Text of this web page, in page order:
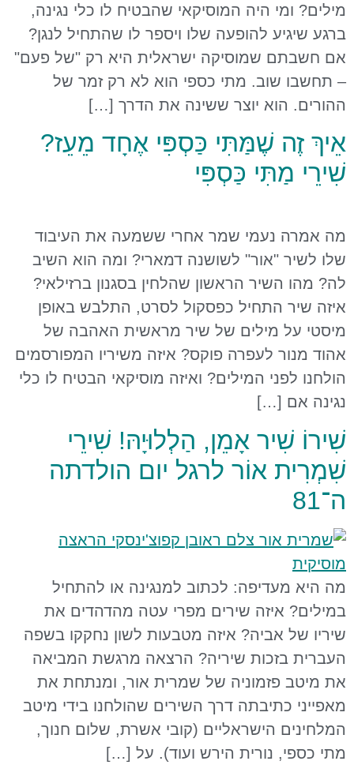
מילים? ומי היה המוסיקאי שהבטיח לו כלי נגינה,
ברגע שיגיע להופעה שלו ויספר לו שהתחיל לנגן?
אם חשבתם שמוסיקה ישראלית היא רק "של פעם"
– תחשבו שוב. מתי כספי הוא לא רק זמר של
ההורים. הוא יוצר ששינה את הדרך […]
אֵיךְ זֶה שֶׁמַּתִּי כַּסְפִּי אֶחָד מֵעֵז?
שִׁירֵי מַתִּי כַּסְפִּי
מה אמרה נעמי שמר אחרי ששמעה את העיבוד
שלו לשיר "אור" לשושנה דמארי? ומה הוא השיב
לה? מהו השיר הראשון שהלחין בסגנון ברזילאי?
איזה שיר התחיל כפסקול לסרט, התלבש באופן
מיסטי על מילים של שיר מראשית האהבה של
אהוד מנור לעפרה פוקס? איזה משיריו המפורסמים
הולחנו לפני המילים? ואיזה מוסיקאי הבטיח לו כלי
נגינה אם […]
שִׁירוֹ שִׁיר אָמֵן, הַלְלוּיָהּ! שִׁירֵי
שִׁמְרִית אוֹר לרגל יום הולדתה
ה־81
מה היא מעדיפה: לכתוב למנגינה או להתחיל
במילים? איזה שירים מפרי עטה מהדהדים את
שיריו של אביה? איזה מטבעות לשון נחקקו בשפה
העברית בזכות שיריה? הרצאה מרגשת המביאה
את מיטב פזמוניה של שמרית אור, ומנתחת את
מאפייני כתיבתה דרך השירים שהולחנו בידי מיטב
המלחינים הישראליים (קובי אשרת, שלום חנוך,
מתי כספי, נורית הירש ועוד). על […]